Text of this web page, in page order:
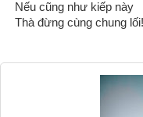
Nếu cũng như kiếp này
Thà đừng cùng chung lối!